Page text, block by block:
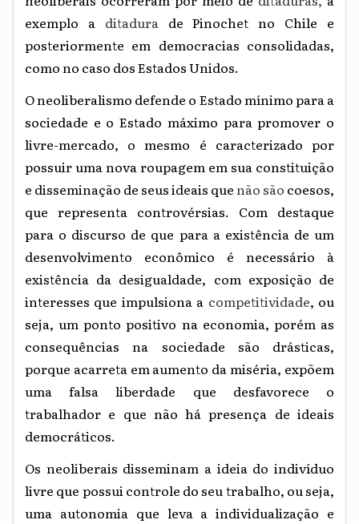
exemplo a ditadura de Pinochet no Chile e
posteriormente em democracias consolidadas,
como no caso dos Estados Unidos.
O neoliberalismo defende o Estado mínimo para a
sociedade e o Estado máximo para promover o
livre-mercado, o mesmo é caracterizado por
possuir uma nova roupagem em sua constituição
e disseminação de seus ideais quenão são coesos,
que representa controvérsias. Com destaque
para o discurso de que para a existência de um
desenvolvimento econômico é necessário à
existência da desigualdade, com exposição de
interesses que impulsiona a competitividade, ou
seja, um ponto positivo na economia, porém as
consequências na sociedade são drásticas,
porque acarreta em aumento da miséria, expõem
uma falsa liberdade que desfavorece o
trabalhador e que não há presença de ideais
democráticos.
Os neoliberais disseminam a ideia do indivíduo
livre que possui controle do seu trabalho, ou seja,
uma autonomia que leva a individualização e